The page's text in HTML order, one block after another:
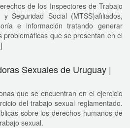
de los Inspectores de Trabajo
Seguridad Social (MTSS)afiliados,
e información tratando generar
problemáticas que se presentan en el
Sexuales de Uruguay |
que se encuentran en el ejercicio
del trabajo sexual reglamentado.
sobre los derechos humanos de
sexual.